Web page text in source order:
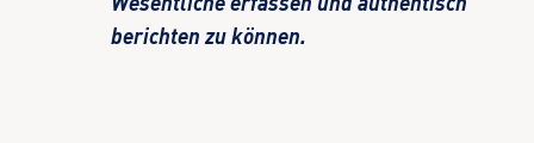
berichten zu können.